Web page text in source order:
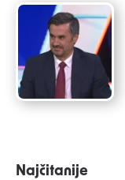
Najčitanije